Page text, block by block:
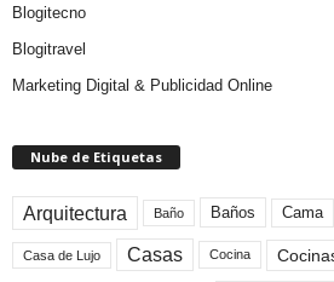
Blogitecno
Blogitravel
Marketing Digital & Publicidad Online
Nube de Etiquetas
Arquitectura Baño Baños Cama
Casa de Lujo Casas Cocina